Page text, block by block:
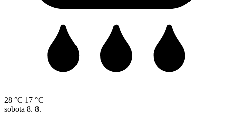
28 °C 17 °C
sobota 8. 8.